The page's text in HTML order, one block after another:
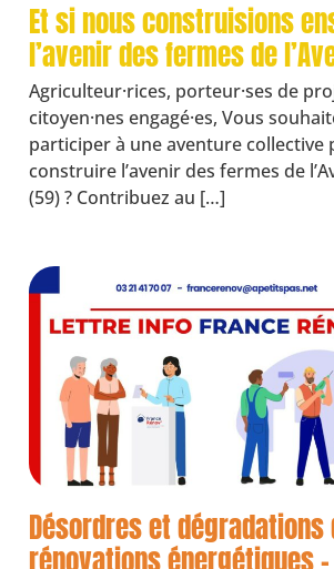
Et si nous construisions
l’avenir des fermes de
Agriculteur·rices, porteur·ses de
citoyen·nes engagé·es, Vous
participer à une aventure collective
construire l’avenir des fermes de
(59) ? Contribuez au […]
Désordres et dégradations
rénovations énergétiques